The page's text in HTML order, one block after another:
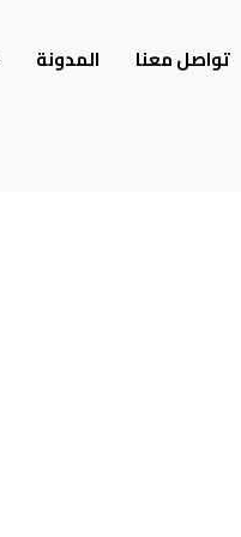
تواصل معنا المدونة